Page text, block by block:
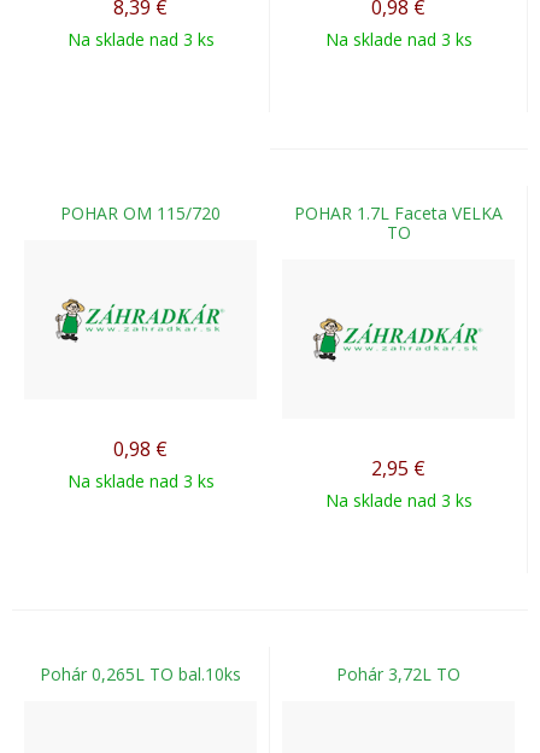
8,39 €
Na sklade nad 3 ks
0,98 €
Na sklade nad 3 ks
POHAR OM 115/720
0,98 €
Na sklade nad 3 ks
POHAR 1.7L Faceta VELKA
TO
2,95 €
Na sklade nad 3 ks
Pohár 0,265L TO bal.10ks Pohár 3,72L TO